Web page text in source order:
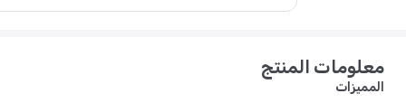
معلومات المنتج
المميزات